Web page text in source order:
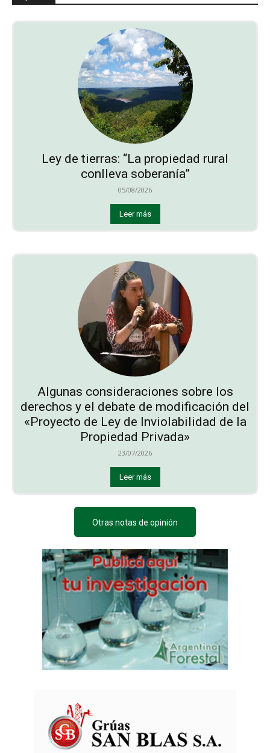
Ley de tierras: “La propiedad rural
conlleva soberanía”
05/08/2026
Leer más
Algunas consideraciones sobre los
derechos y el debate de modificación del
«Proyecto de Ley de Inviolabilidad de la
Propiedad Privada»
23/07/2026
Leer más
Otras notas de opinión